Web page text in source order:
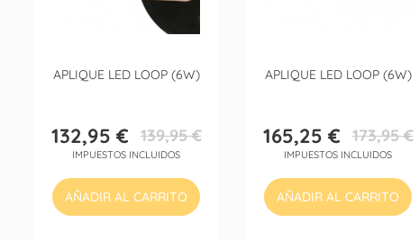
APLIQUE LED LOOP (6W)
Precio
132,95 €Precio
base
139,95 €
IMPUESTOS INCLUIDOS
AÑADIR AL CARRITO
APLIQUE LED LOOP (6W)
Precio
165,25 €Precio
base
173,95 €
IMPUESTOS INCLUIDOS
AÑADIR AL CARRITO